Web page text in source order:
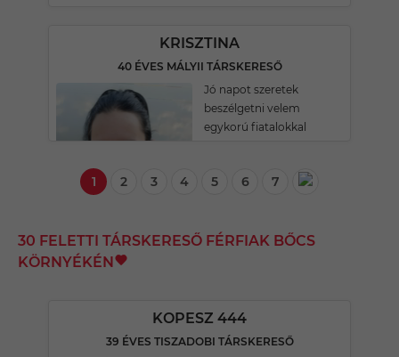
KRISZTINA
40 ÉVES MÁLYII TÁRSKERESŐ
Jó napot szeretek
beszélgetni velem
egykorú fiatalokkal
1 2 3 4 5 6 7
30 FELETTI TÁRSKERESŐ FÉRFIAK BŐCS
KÖRNYÉKÉN
KOPESZ 444
39 ÉVES TISZADOBI TÁRSKERESŐ